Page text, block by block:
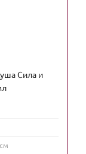
Сила и